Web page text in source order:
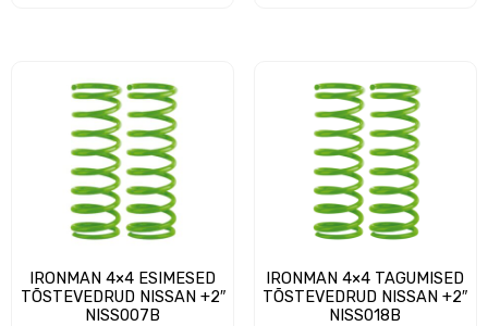
IRONMAN 4×4 ESIMESED
TÕSTEVEDRUD NISSAN +2″
NISS007B
IRONMAN 4×4 TAGUMISED
TÕSTEVEDRUD NISSAN +2″
NISS018B